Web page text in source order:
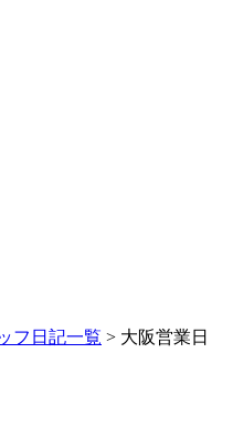
フ日記一覧 > 大阪営業日